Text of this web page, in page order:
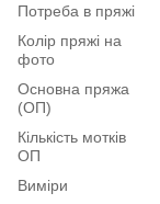
Потреба в пряжі
Колір пряжі на
фото
Основна пряжа
(ОП)
Кількість мотків
ОП
Виміри